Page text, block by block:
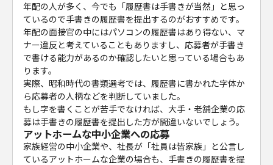
年配の人が多く、今でも「履歴書は手書きが当然」と思っ
ているので手書きの履歴書を提出するのがおすすめです。
年配の面接官の中にはパソコンの履歴書はあり得ない、マ
ナー違反と考えていることもありますし、応募者が手書き
で書ける能力があるのか確認したいと思っている場合もあ
ります。
実際、昭和時代の書類選考では、履歴書に書かれた字体か
ら応募者の人柄などを判断していました。
もし字を書くことが苦手でなければ、大手・老舗企業の応
募は手書きの履歴書を提出した方が間違いないでしょう。
アットホームな中小企業への応募
家族経営の中小企業や、社長が「社員は皆家族」と公言し
ているアットホームな企業の場合も、手書きの履歴書を提